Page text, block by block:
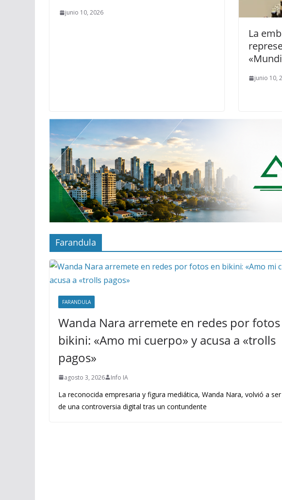
junio 10, 2026
La
junio 10,
Farandula
FARANDULA
Wanda Nara arremete en redes por fotos
bikini: «Amo mi cuerpo» y acusa a «trolls
pagos»
agosto 3, 2026 Info IA
La reconocida empresaria y figura mediática, Wanda Nara, volvió a
de una controversia digital tras un contundente